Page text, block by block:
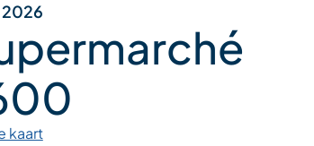
2026
kaart